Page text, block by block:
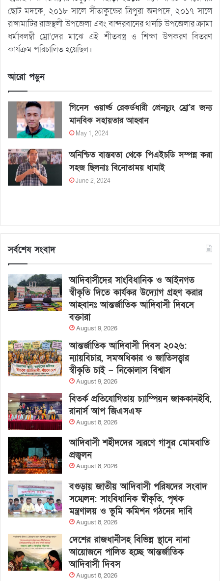
ছোট মদকে, ২০১৮ সালে সীতাকুন্ডের ত্রিপুরা জনপদে, ২০১৭ সালে
রাঙ্গামাটির রাজস্থলী উপজেলা এবং বান্দরবানের থানচি উপজেলার ক্রামা
ধর্মাবলম্বী ম্রো’দের মাঝে এই শীতবস্ত্র ও শিক্ষা উপকরণ বিতরণ
কার্যক্রম পরিচালিত হয়েছিল।
আরো পড়ুন
গিনেস ওয়ার্ল্ড রেকর্ডধারী প্রেনচ্যুং ম্রো’র জন্য
মানবিক সহায়তার আহ্বান
May 1, 2024
অনিশ্চিত বাস্তবতা থেকে পিএইচডি সম্পন্ন করা
সহজ ছিলনাঃ বিনোতাময় ধামাই
June 2, 2024
সর্বশেষ সংবাদ
আদিবাসীদের সাংবিধানিক ও আইনগত
স্বীকৃতি দিতে কার্যকর উদ্যোগ গ্রহণ করার
আহবানঃ আন্তর্জাতিক আদিবাসী দিবসে
বক্তারা
August 9, 2026
আন্তর্জাতিক আদিবাসী দিবস ২০২৬:
ন্যায়বিচার, সমঅধিকার ও জাতিসত্ত্বার
স্বীকৃতি চাই – নিকোলাস বিশ্বাস
August 9, 2026
বিতর্ক প্রতিযোগিতায় চ্যাম্পিয়ন জাককানইবি,
রানার্স আপ জিএসএফ
August 8, 2026
আদিবাসী শহীদদের স্মরণে গাসুর মোমবাতি
প্রজ্বলন
August 8, 2026
বগুড়ায় জাতীয় আদিবাসী পরিষদের সংবাদ
সম্মেলন: সাংবিধানিক স্বীকৃতি, পৃথক
মন্ত্রণালয় ও ভূমি কমিশন গঠনের দাবি
August 8, 2026
দেশের রাজধানীসহ বিভিন্ন স্থানে নানা
আয়োজনে পালিত হচ্ছে আন্তর্জাতিক
আদিবাসী দিবস
August 8, 2026